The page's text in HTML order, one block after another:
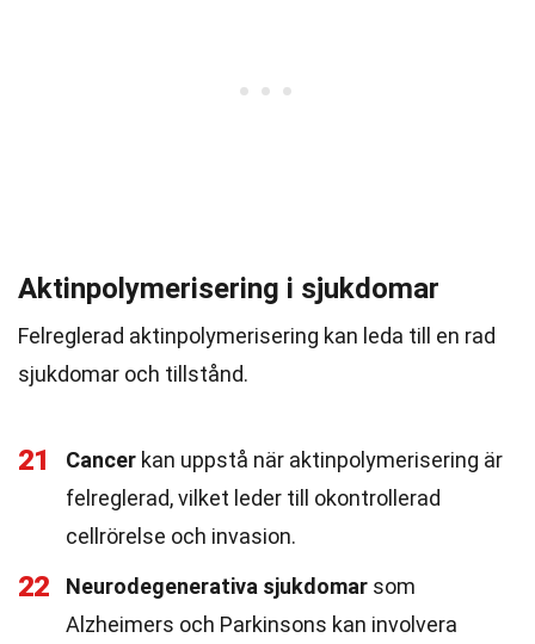
Aktinpolymerisering i sjukdomar
Felreglerad aktinpolymerisering kan leda till en rad
sjukdomar och tillstånd.
21 Cancer kan uppstå när aktinpolymerisering är
felreglerad, vilket leder till okontrollerad
cellrörelse och invasion.
22 Neurodegenerativa sjukdomar som
Alzheimers och Parkinsons kan involvera